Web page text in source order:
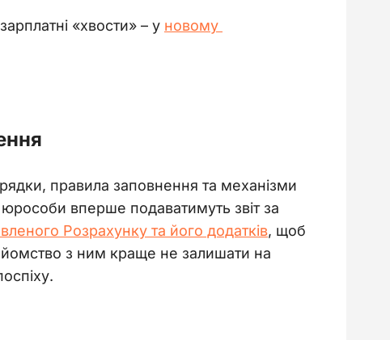
«хвости» – у новому
правила заповнення та механізми
вперше подаватимуть звіт за
Розрахунку та його додатків, щоб
з ним краще не залишати на